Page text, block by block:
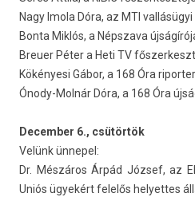
Nagy Imola Dóra, az MTI
Bonta Miklós, a Népszava
Breu­er Péter a Heti TV
Kökényesi Gábor, a 168 Óra
Ónody-Molnár Dóra, a 168 Óra
De­cemb­er 6., csütörtök
Velünk ünnepel:
Dr. Mészáros Árpád József, az
Uniós ügyekért felelős helyet­tes